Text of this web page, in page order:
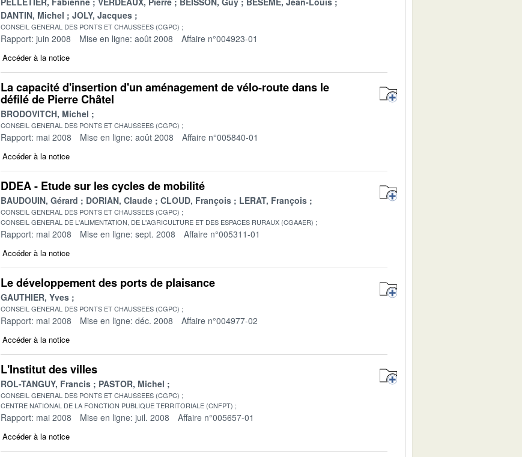
DANTIN, Michel
JOLY, Jacques
CONSEIL GENERAL DES PONTS ET CHAUSSEES (CGPC)
Rapport: juin 2008 Mise en ligne: août 2008 Affaire n°004923-01
Accéder à la notice
La capacité d'insertion d'un aménagement de vélo-route dans le
défilé de Pierre Châtel
BRODOVITCH, Michel
CONSEIL GENERAL DES PONTS ET CHAUSSEES (CGPC)
Rapport: mai 2008 Mise en ligne: août 2008 Affaire n°005840-01
Accéder à la notice
DDEA - Etude sur les cycles de mobilité
BAUDOUIN, Gérard DORIAN, Claude CLOUD, François LERAT, François
CONSEIL GENERAL DES PONTS ET CHAUSSEES (CGPC)
CONSEIL GENERAL DE L'ALIMENTATION, DE L'AGRICULTURE ET DES ESPACES RURAUX (CGAAER)
Rapport: mai 2008 Mise en ligne: sept. 2008 Affaire n°005311-01
Accéder à la notice
Le développement des ports de plaisance
GAUTHIER, Yves
CONSEIL GENERAL DES PONTS ET CHAUSSEES (CGPC)
Rapport: mai 2008 Mise en ligne: déc. 2008 Affaire n°004977-02
Accéder à la notice
L'Institut des villes
ROL-TANGUY, Francis PASTOR, Michel
CONSEIL GENERAL DES PONTS ET CHAUSSEES (CGPC)
CENTRE NATIONAL DE LA FONCTION PUBLIQUE TERRITORIALE (CNFPT)
Rapport: mai 2008 Mise en ligne: juil. 2008 Affaire n°005657-01
Accéder à la notice